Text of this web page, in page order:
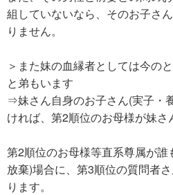
組していないなら、そのお子さ
りません。
＞また妹の血縁者としては今の
と弟もいます
⇒妹さん自身のお子さん(実子・
ければ、第2順位のお母様が妹さ
第2順位のお母様等直系尊属が
放棄)場合に、第3順位の質問者
ります。